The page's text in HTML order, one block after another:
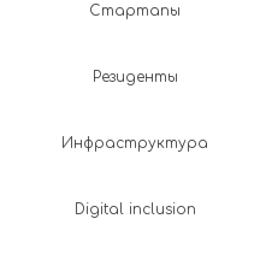
Стартапы
Резиденты
Инфраструктура
Digital inclusion